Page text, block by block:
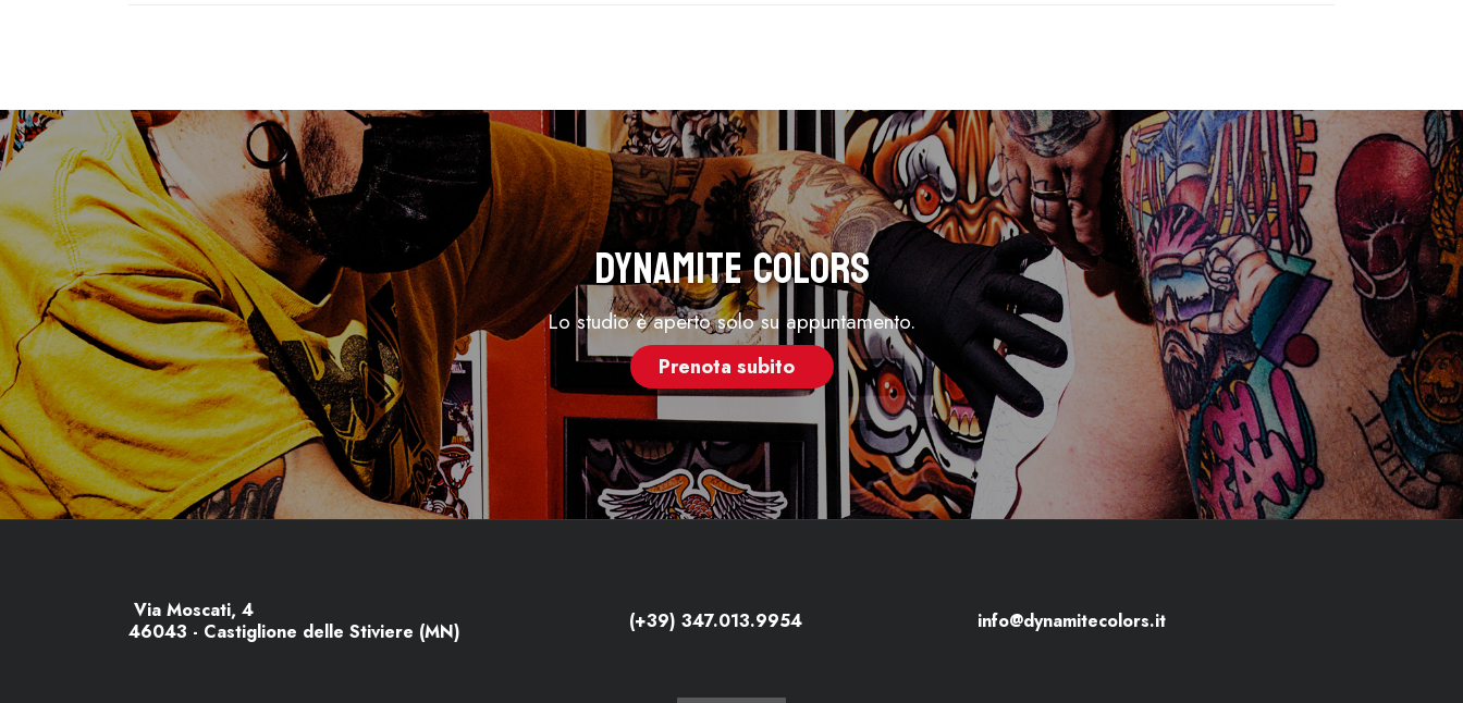
Dynamite Colors
Lo studio è aperto solo su appuntamento.
Prenota subito
Via Moscati, 4
46043 - Castiglione delle Stiviere (MN)
(+39) 347.013.9954 info@dynamitecolors.it